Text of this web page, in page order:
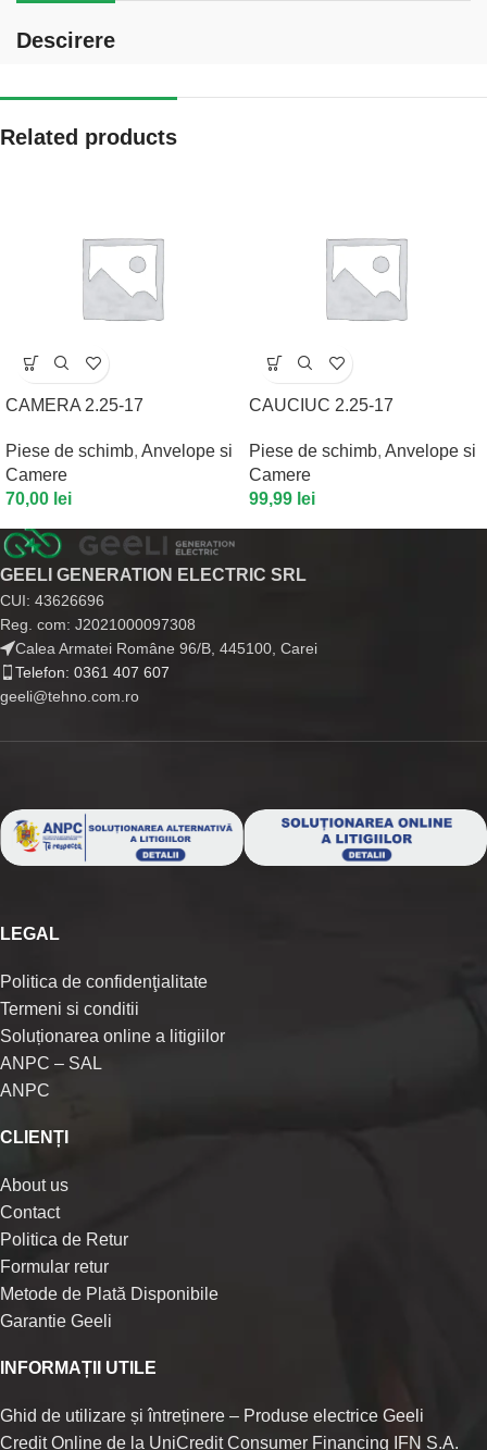
Descirere
Related products
CAMERA 2.25-17
Piese de schimb, Anvelope si
Camere
70,00 lei
CAUCIUC 2.25-17
Piese de schimb, Anvelope si
Camere
99,99 lei
GEELI GENERATION ELECTRIC SRL
CUI: 43626696
Reg. com: J2021000097308
Calea Armatei Române 96/B, 445100, Carei
Telefon: 0361 407 607
geeli@tehno.com.ro
LEGAL
Politica de confidenţialitate
Termeni si conditii
Soluționarea online a litigiilor
ANPC – SAL
ANPC
CLIENȚI
About us
Contact
Politica de Retur
Formular retur
Metode de Plată Disponibile
Garantie Geeli
INFORMAȚII UTILE
Ghid de utilizare și întreținere – Produse electrice Geeli
Credit Online de la UniCredit Consumer Financing IFN S.A.